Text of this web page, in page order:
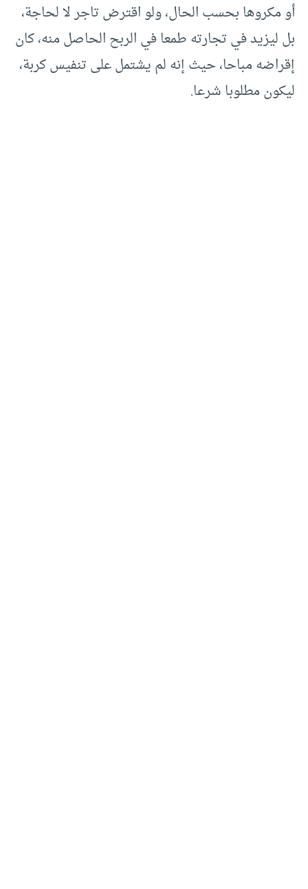
أو مكروها بحسب الحال، ولو اقترض تاجر لا لحاجة،
بل ليزيد في تجارته طمعا في الربح الحاصل منه، كان
إقراضه مباحا، حيث إنه لم يشتمل على تنفيس كربة،
ليكون مطلوبا شرعا.